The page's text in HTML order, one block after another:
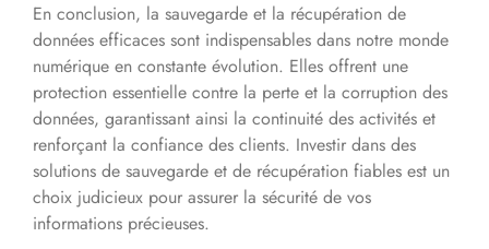
En conclusion, la sauvegarde et la récupération de
données efficaces sont indispensables dans notre monde
numérique en constante évolution. Elles offrent une
protection essentielle contre la perte et la corruption des
données, garantissant ainsi la continuité des activités et
renforçant la confiance des clients. Investir dans des
solutions de sauvegarde et de récupération fiables est un
choix judicieux pour assurer la sécurité de vos
informations précieuses.